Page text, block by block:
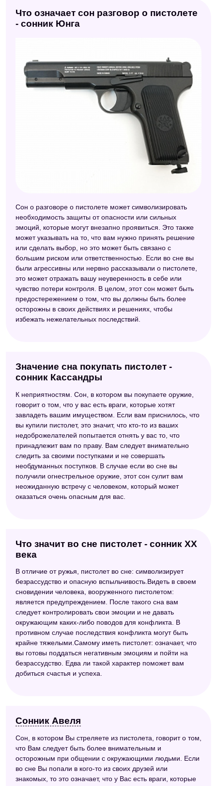
Что означает сон разговор о пистолете
- сонник Юнга
Сон о разговоре о пистолете может символизировать
необходимость защиты от опасности или сильных
эмоций, которые могут внезапно проявиться. Это также
может указывать на то, что вам нужно принять решение
или сделать выбор, но это может быть связано с
большим риском или ответственностью. Если во сне вы
были агрессивны или нервно рассказывали о пистолете,
это может отражать вашу неуверенность в себе или
чувство потери контроля. В целом, этот сон может быть
предостережением о том, что вы должны быть более
осторожны в своих действиях и решениях, чтобы
избежать нежелательных последствий.
Значение сна покупать пистолет -
сонник Кассандры
К неприятностям. Сон, в котором вы покупаете оружие,
говорит о том, что у вас есть враги, которые хотят
завладеть вашим имуществом. Если вам приснилось, что
вы купили пистолет, это значит, что кто-то из ваших
недоброжелателей попытается отнять у вас то, что
принадлежит вам по праву. Вам следует внимательно
следить за своими поступками и не совершать
необдуманных поступков. В случае если во сне вы
получили огнестрельное оружие, этот сон сулит вам
неожиданную встречу с человеком, который может
оказаться очень опасным для вас.
Что значит во сне пистолет - сонник ХХ
века
В отличие от ружья, пистолет во сне: символизирует
безрассудство и опасную вспыльчивость.Видеть в своем
сновидении человека, вооруженного пистолетом:
является предупреждением. После такого сна вам
следует контролировать свои эмоции и не давать
окружающим каких-либо поводов для конфликта. В
противном случае последствия конфликта могут быть
крайне тяжелыми.Самому иметь пистолет: означает, что
вы готовы поддаться негативным эмоциям и пойти на
безрассудство. Едва ли такой характер поможет вам
добиться счастья и успеха.
Сонник Авеля
Сон, в котором Вы стреляете из пистолета, говорит о том,
что Вам следует быть более внимательным и
осторожным при общении с окружающими людьми. Если
во сне Вы попали в кого-то из своих друзей или
знакомых, то это означает, что у Вас есть враги, которые